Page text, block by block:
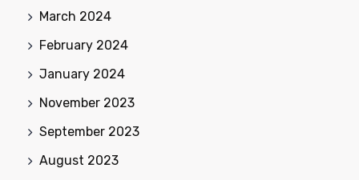
March 2024
February 2024
January 2024
November 2023
September 2023
August 2023